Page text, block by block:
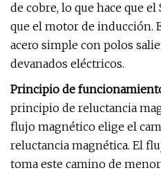
de cobre, lo que hace que
que el motor de inducción.
acero simple con polos
devanados eléctricos.
Principio de
principio de reluctancia
flujo magnético elige el
reluctancia magnética. El
toma este camino de